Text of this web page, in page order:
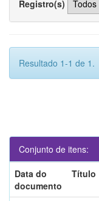
Registro(s)
Resultado 1-1 de 1.
Conjunto de itens:
Data do
documento
Título